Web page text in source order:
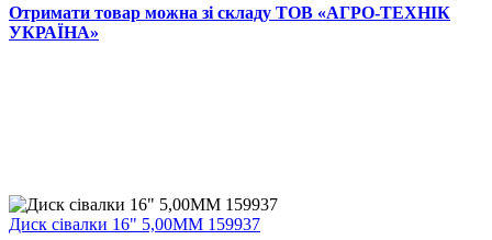
Отримати товар можна зі складу ТОВ «АГРО-ТЕХНІК
УКРАЇНА»
Диск сівалки 16" 5,00ММ 159937